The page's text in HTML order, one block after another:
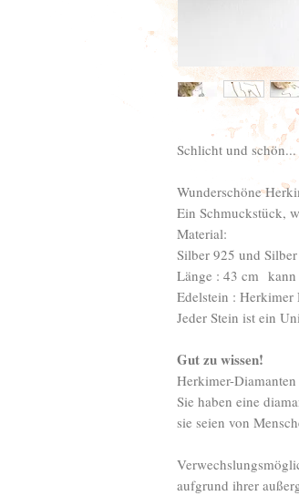
Schlicht und schön...
Wunderschöne
Ein Schmuckstück,
Material:
Silber 925 und
Länge : 43 cm kann
Edelstein : Herkimer
Jeder Stein ist ein
Gut zu wissen!
Herkimer-
Sie haben eine
sie seien von
aufgrund ihrer